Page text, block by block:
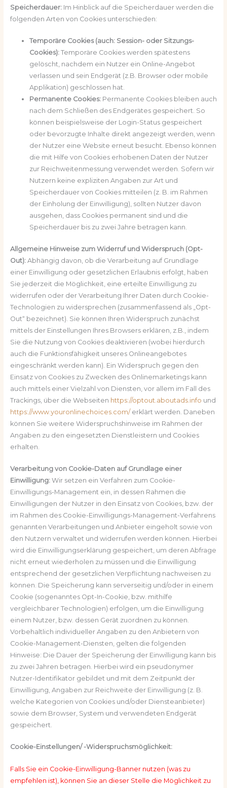
Speicherdauer: Im Hinblick auf die Speicherdauer werden die
folgenden Arten von Cookies unterschieden:
Temporäre Cookies (auch: Session- oder Sitzungs-
Cookies):Temporäre Cookies werden spätestens
gelöscht, nachdem ein Nutzer ein Online-Angebot
verlassen und sein Endgerät (z.B. Browser oder mobile
Applikation) geschlossen hat.
Permanente Cookies:Permanente Cookies bleiben auch
nach dem Schließen des Endgerätes gespeichert. So
können beispielsweise der Login-Status gespeichert
oder bevorzugte Inhalte direkt angezeigt werden, wenn
der Nutzer eine Website erneut besucht. Ebenso können
die mit Hilfe von Cookies erhobenen Daten der Nutzer
zur Reichweitenmessung verwendet werden. Sofern wir
Nutzern keine expliziten Angaben zur Art und
Speicherdauer von Cookies mitteilen (z. B. im Rahmen
der Einholung der Einwilligung), sollten Nutzer davon
ausgehen, dass Cookies permanent sind und die
Speicherdauer bis zu zwei Jahre betragen kann.
Allgemeine Hinweise zum Widerruf und Widerspruch (Opt-
Out): Abhängig davon, ob die Verarbeitung auf Grundlage
einer Einwilligung oder gesetzlichen Erlaubnis erfolgt, haben
Sie jederzeit die Möglichkeit, eine erteilte Einwilligung zu
widerrufen oder der Verarbeitung Ihrer Daten durch Cookie-
Technologien zu widersprechen (zusammenfassend als „Opt-
Out“ bezeichnet). Sie können Ihren Widerspruch zunächst
mittels der Einstellungen Ihres Browsers erklären, z.B., indem
Sie die Nutzung von Cookies deaktivieren (wobei hierdurch
auch die Funktionsfähigkeit unseres Onlineangebotes
eingeschränkt werden kann). Ein Widerspruch gegen den
Einsatz von Cookies zu Zwecken des Onlinemarketings kann
auch mittels einer Vielzahl von Diensten, vor allem im Fall des
Trackings, über die Webseiten https://optout.aboutads.info und
https://www.youronlinechoices.com/erklärt werden. Daneben
können Sie weitere Widerspruchshinweise im Rahmen der
Angaben zu den eingesetzten Dienstleistern und Cookies
erhalten.
Verarbeitung von Cookie-Daten auf Grundlage einer
Einwilligung:Wir setzen ein Verfahren zum Cookie-
Einwilligungs-Management ein, in dessen Rahmen die
Einwilligungen der Nutzer in den Einsatz von Cookies, bzw. der
im Rahmen des Cookie-Einwilligungs-Management-Verfahrens
genannten Verarbeitungen und Anbieter eingeholt sowie von
den Nutzern verwaltet und widerrufen werden können. Hierbei
wird die Einwilligungserklärung gespeichert, um deren Abfrage
nicht erneut wiederholen zu müssen und die Einwilligung
entsprechend der gesetzlichen Verpflichtung nachweisen zu
können. Die Speicherung kann serverseitig und/oder in einem
Cookie (sogenanntes Opt-In-Cookie, bzw. mithilfe
vergleichbarer Technologien) erfolgen, um die Einwilligung
einem Nutzer, bzw. dessen Gerät zuordnen zu können.
Vorbehaltlich individueller Angaben zu den Anbietern von
Cookie-Management-Diensten, gelten die folgenden
Hinweise: Die Dauer der Speicherung der Einwilligung kann bis
zu zwei Jahren betragen. Hierbei wird ein pseudonymer
Nutzer-Identifikator gebildet und mit dem Zeitpunkt der
Einwilligung, Angaben zur Reichweite der Einwilligung (z. B.
welche Kategorien von Cookies und/oder Diensteanbieter)
sowie dem Browser, System und verwendeten Endgerät
gespeichert.
Cookie-Einstellungen/ -Widerspruchsmöglichkeit:
Falls Sie ein Cookie-Einwilligung-Banner nutzen (was zu
empfehlen ist), können Sie an dieser Stelle die Möglichkeit zu